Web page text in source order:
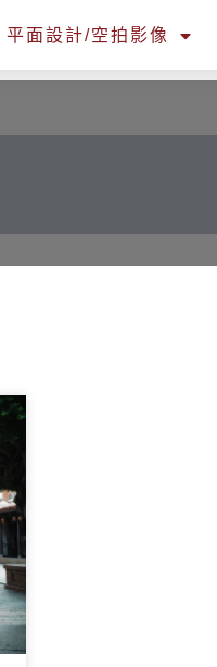
平面設計/空拍影像